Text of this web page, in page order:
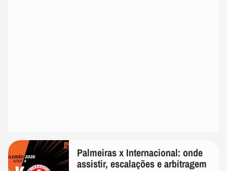
Palmeiras x Internacional: onde
assistir, escalações e arbitragem